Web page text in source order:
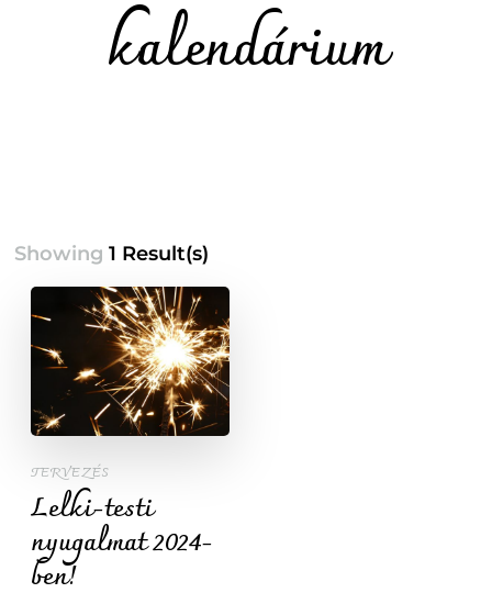
kalendárium
Showing1 Result(s)
TERVEZÉS
Lelki-testi
nyugalmat 2024-
ben!